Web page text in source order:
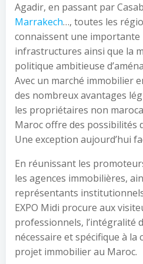
Agadir, en passant par
Marrakech…, toutes les
connaissent une importante
infrastructures ainsi que la
politique ambitieuse
Avec un marché immobilier
des nombreux avantages
les propriétaires non
Maroc offre des possibilités
Une exception aujourd’hui
En réunissant les
les agences immobilières,
représentants
EXPO Midi procure aux
professionnels, l’intégralité
nécessaire et spécifique à la
projet immobilier au Maroc.